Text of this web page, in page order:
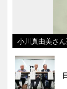
小川真由美さ